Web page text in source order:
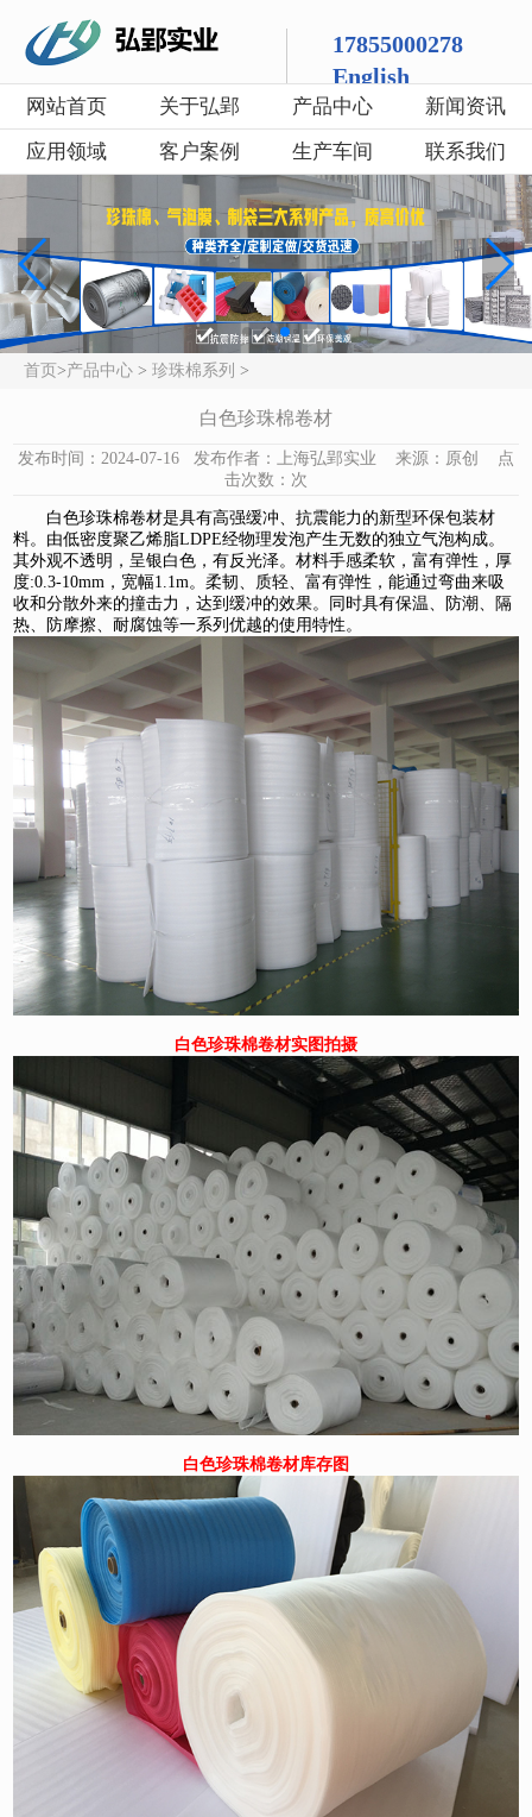
17855000278
English
网站首页 关于弘郢 产品中心
新闻资讯
应用领域
客户案例 生产车间 联系我们
首页 >产品中心 > 珍珠棉系列 >
白色珍珠棉卷材
发布时间：2024-07-16 发布作者：上海弘郢实业 来源：原创 点
击次数： 次
白色珍珠棉卷材是具有高强缓冲、抗震能力的新型环保包装材
料。由低密度聚乙烯脂LDPE经物理发泡产生无数的独立气泡构成。
其外观不透明，呈银白色，有反光泽。材料手感柔软，富有弹性，厚
度:0.3-10mm，宽幅1.1m。柔韧、质轻、富有弹性，能通过弯曲来吸
收和分散外来的撞击力，达到缓冲的效果。同时具有保温、防潮、隔
热、防摩擦、耐腐蚀等一系列优越的使用特性。
白色珍珠棉卷材实图拍摄
白色珍珠棉卷材库存图